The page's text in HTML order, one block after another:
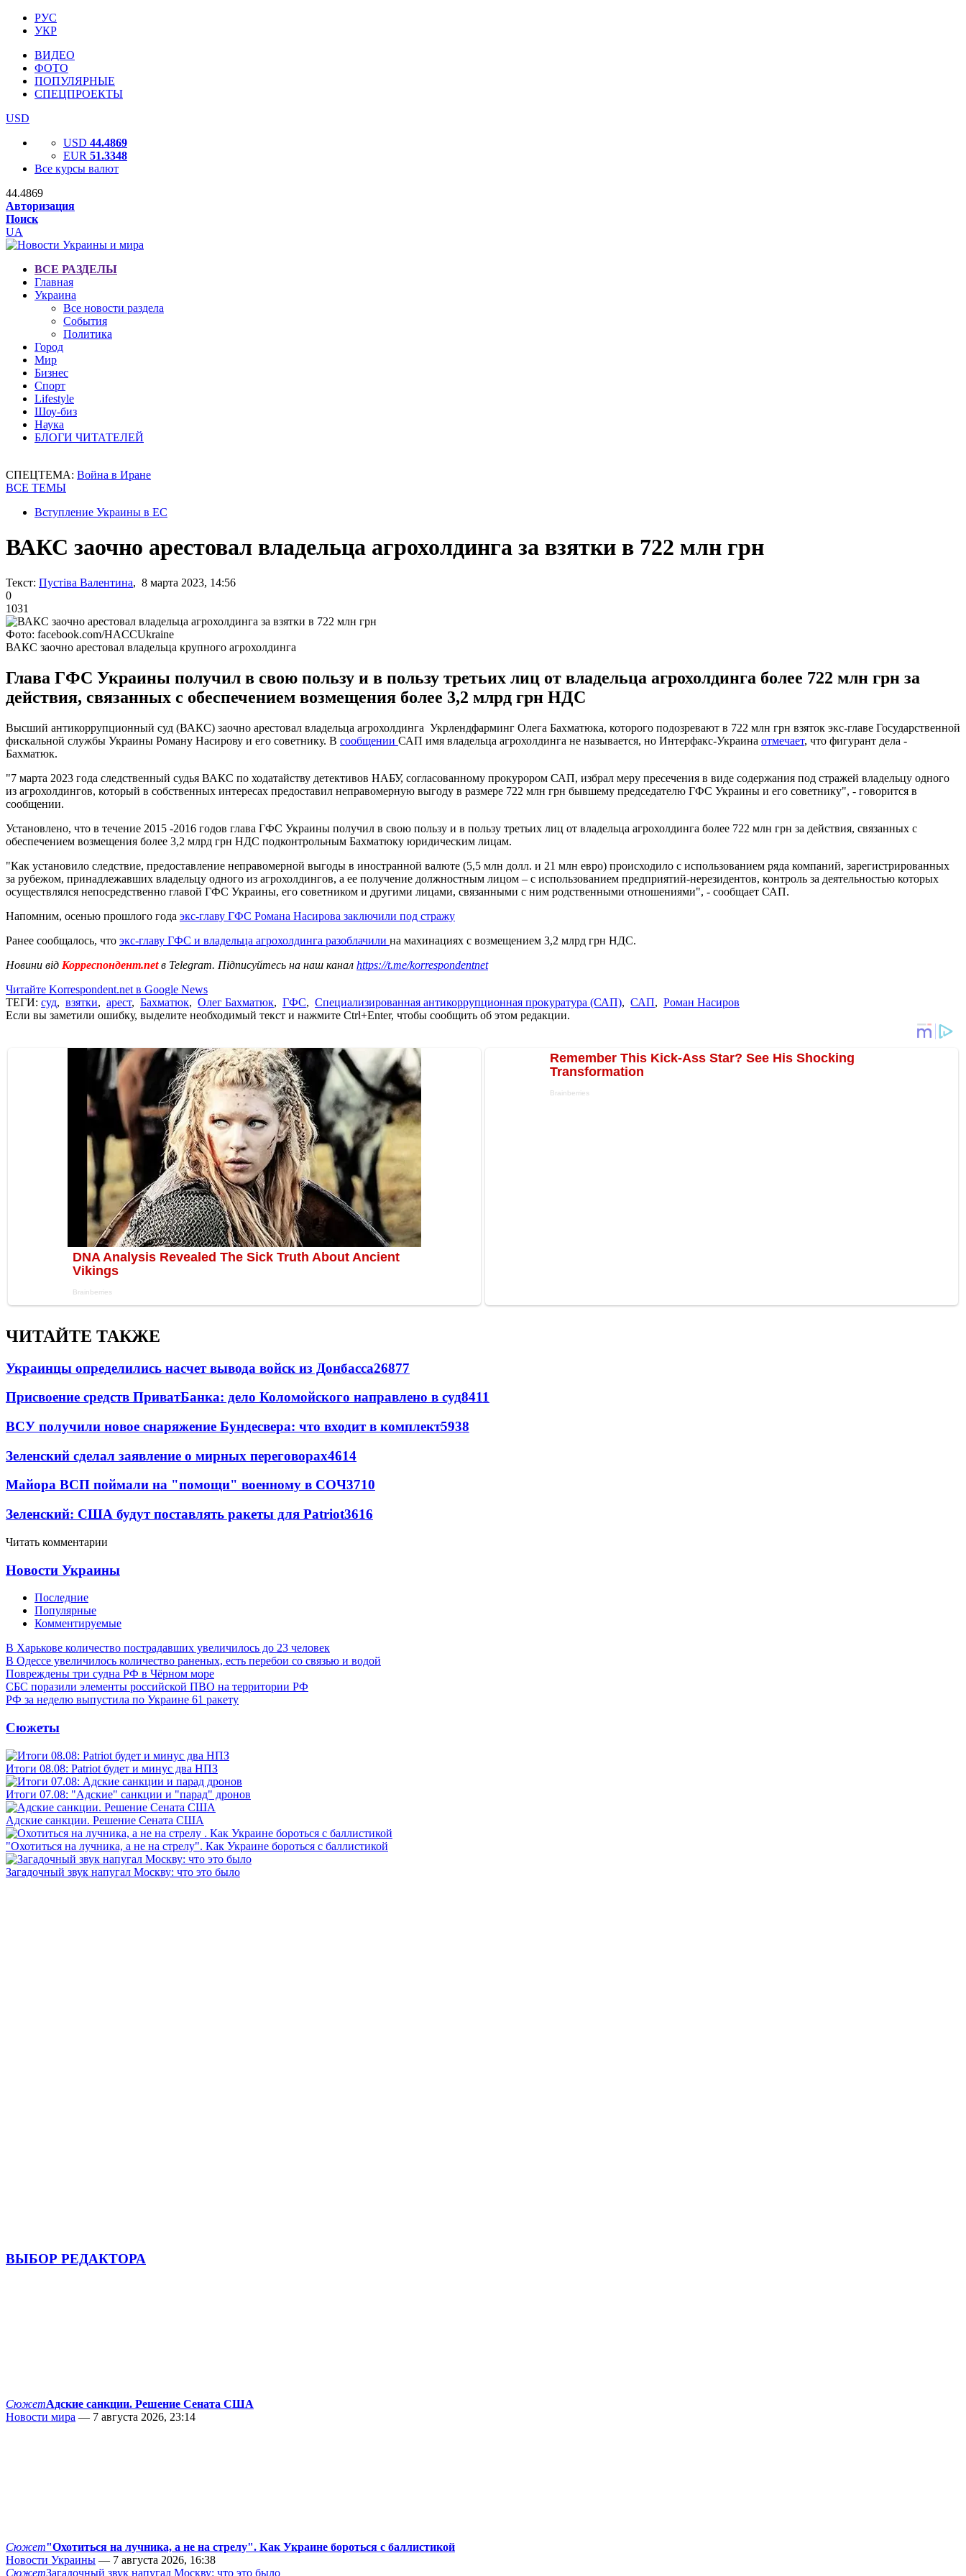
РУС
УКР
ВИДЕО
ФОТО
ПОПУЛЯРНЫЕ
СПЕЦПРОЕКТЫ
USD
USD 44.4869
EUR 51.3348
Все курсы валют
44.4869
Авторизация
Поиск
UA
ВСЕ РАЗДЕЛЫ
Главная
Украина
Все новости раздела
События
Политика
Город
Мир
Бизнес
Спорт
Lifestyle
Шоу-биз
Наука
БЛОГИ ЧИТАТЕЛЕЙ
СПЕЦТЕМА: Война в Иране
ВСЕ ТЕМЫ
Вступление Украины в ЕС
ВАКС заочно арестовал владельца агрохолдинга за взятки в 722 млн грн
Текст: Пустіва Валентина, 8 марта 2023, 14:56
0
1031
Фото: facebook.com/HACCUkraine
ВАКС заочно арестовал владельца крупного агрохолдинга
Глава ГФС Украины получил в свою пользу и в пользу третьих лиц от владельца агрохолдинга более 722 млн грн за
действия, связанных с обеспечением возмещения более 3,2 млрд грн НДС
Высший антикоррупционный суд (ВАКС) заочно арестовал владельца агрохолдинга Укрлендфарминг Олега Бахматюка, которого подозревают в 722 млн грн взяток экс-главе Государственной
фискальной службы Украины Роману Насирову и его советнику. В сообщении САП имя владельца агрохолдинга не называется, но Интерфакс-Украина отмечает, что фигурант дела -
Бахматюк.
"7 марта 2023 года следственный судья ВАКС по ходатайству детективов НАБУ, согласованному прокурором САП, избрал меру пресечения в виде содержания под стражей владельцу одного
из агрохолдингов, который в собственных интересах предоставил неправомерную выгоду в размере 722 млн грн бывшему председателю ГФС Украины и его советнику", - говорится в
сообщении.
Установлено, что в течение 2015 -2016 годов глава ГФС Украины получил в свою пользу и в пользу третьих лиц от владельца агрохолдинга более 722 млн грн за действия, связанных с
обеспечением возмещения более 3,2 млрд грн НДС подконтрольным Бахматюку юридическим лицам.
"Как установило следствие, предоставление неправомерной выгоды в иностранной валюте (5,5 млн долл. и 21 млн евро) происходило с использованием ряда компаний, зарегистрированных
за рубежом, принадлежавших владельцу одного из агрохолдингов, а ее получение должностным лицом – с использованием предприятий-нерезидентов, контроль за деятельностью которых
осуществлялся непосредственно главой ГФС Украины, его советником и другими лицами, связанными с ним родственными отношениями", - сообщает САП.
Напомним, осенью прошлого года экс-главу ГФС Романа Насирова заключили под стражу
Ранее сообщалось, что экс-главу ГФС и владельца агрохолдинга разоблачили на махинациях с возмещением 3,2 млрд грн НДС.
Новини від Корреспондент.netв Telegram. Підписуйтесь на наш канал https://t.me/korrespondentnet
Читайте Korrespondent.net в Google News
ТЕГИ: суд, взятки, арест, Бахматюк, Олег Бахматюк, ГФС, Специализированная антикоррупционная прокуратура (САП), САП, Роман Насиров
Если вы заметили ошибку, выделите необходимый текст и нажмите Ctrl+Enter, чтобы сообщить об этом редакции.
ЧИТАЙТЕ ТАКЖЕ
Украинцы определились насчет вывода войск из Донбасса26877
Присвоение средств ПриватБанка: дело Коломойского направлено в суд8411
ВСУ получили новое снаряжение Бундесвера: что входит в комплект5938
Зеленский сделал заявление о мирных переговорах4614
Майора ВСП поймали на "помощи" военному в СОЧ3710
Зеленский: США будут поставлять ракеты для Patriot3616
Читать комментарии
Новости Украины
Последние
Популярные
Комментируемые
В Харькове количество пострадавших увеличилось до 23 человек
В Одессе увеличилось количество раненых, есть перебои со связью и водой
Повреждены три судна РФ в Чёрном море
СБС поразили элементы российской ПВО на территории РФ
РФ за неделю выпустила по Украине 61 ракету
Сюжеты
Итоги 08.08: Patriot будет и минус два НПЗ
Итоги 07.08: "Адские" санкции и "парад" дронов
Адские санкции. Решение Сената США
"Охотиться на лучника, а не на стрелу". Как Украине бороться с баллистикой
Загадочный звук напугал Москву: что это было
ВЫБОР РЕДАКТОРА
СюжетАдские санкции. Решение Сената США
Новости мира — 7 августа 2026, 23:14
Сюжет"Охотиться на лучника, а не на стрелу". Как Украине бороться с баллистикой
Новости Украины — 7 августа 2026, 16:38
СюжетЗагадочный звук напугал Москву: что это было